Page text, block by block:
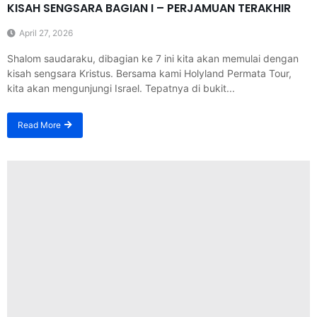
KISAH SENGSARA BAGIAN I – PERJAMUAN TERAKHIR
April 27, 2026
Shalom saudaraku, dibagian ke 7 ini kita akan memulai dengan
kisah sengsara Kristus. Bersama kami Holyland Permata Tour,
kita akan mengunjungi Israel. Tepatnya di bukit...
Read More